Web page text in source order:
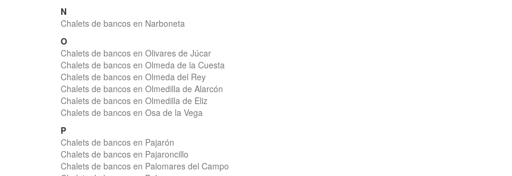
N
Chalets de bancos en Narboneta
O
Chalets de bancos en Olivares de Júcar
Chalets de bancos en Olmeda de la Cuesta
Chalets de bancos en Olmeda del Rey
Chalets de bancos en Olmedilla de Alarcón
Chalets de bancos en Olmedilla de Eliz
Chalets de bancos en Osa de la Vega
P
Chalets de bancos en Pajarón
Chalets de bancos en Pajaroncillo
Chalets de bancos en Palomares del Campo